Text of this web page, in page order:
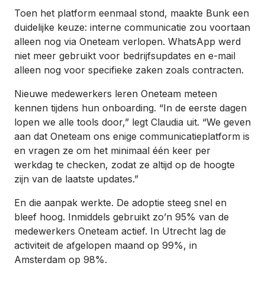
Toen het platform eenmaal stond, maakte Bunk een
duidelijke keuze: interne communicatie zou voortaan
alleen nog via Oneteam verlopen. WhatsApp werd
niet meer gebruikt voor bedrijfsupdates en e-mail
alleen nog voor specifieke zaken zoals contracten.
Nieuwe medewerkers leren Oneteam meteen
kennen tijdens hun onboarding. “In de eerste dagen
lopen we alle tools door,” legt Claudia uit. “We geven
aan dat Oneteam ons enige communicatieplatform is
en vragen ze om het minimaal één keer per
werkdag te checken, zodat ze altijd op de hoogte
zijn van de laatste updates.”
En die aanpak werkte. De adoptie steeg snel en
bleef hoog. Inmiddels gebruikt zo’n 95% van de
medewerkers Oneteam actief. In Utrecht lag de
activiteit de afgelopen maand op 99%, in
Amsterdam op 98%.